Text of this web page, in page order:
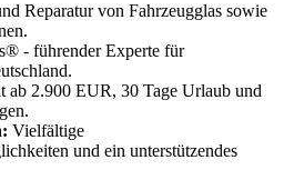
Reparatur von Fahrzeugglas sowie
- führender Experte für
ab 2.900 EUR, 30 Tage Urlaub und
Vielfältige
und ein unterstützendes